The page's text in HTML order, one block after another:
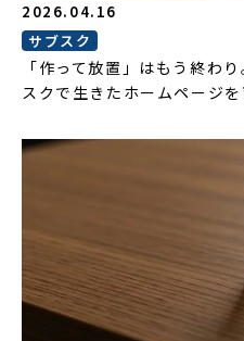
2026.04.16
サブスク
「作って放置」はもう終わ
スクで生きたホームページを